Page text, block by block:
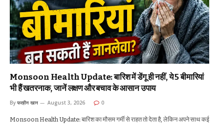
Monsoon Health Update: बारिश में डेंगू ही नहीं, ये 5 बीमारियां
भी हैं खतरनाक, जानें लक्षण और बचाव के आसान उपाय
By फरहीन खान August 3, 2026 0
Monsoon Health Update: बारिश का मौसम गर्मी से राहत तो देता है, लेकिन अपने साथ कई